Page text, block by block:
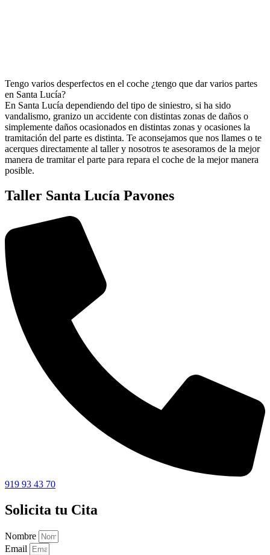
Tengo varios desperfectos en el coche ¿tengo que dar varios partes
en Santa Lucía?
En Santa Lucía dependiendo del tipo de siniestro, si ha sido
vandalismo, granizo un accidente con distintas zonas de daños o
simplemente daños ocasionados en distintas zonas y ocasiones la
tramitación del parte es distinta. Te aconsejamos que nos llames o te
acerques directamente al taller y nosotros te asesoramos de la mejor
manera de tramitar el parte para repara el coche de la mejor manera
posible.
Taller Santa Lucía Pavones
919 93 43 70
Solicita tu Cita
Nombre
Email